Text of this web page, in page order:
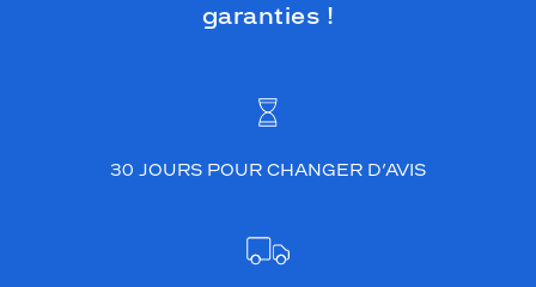
garanties !
30 JOURS POUR CHANGER D’AVIS